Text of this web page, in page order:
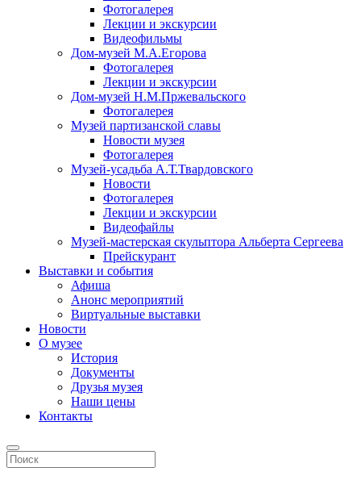
Фотогалерея
Лекции и экскурсии
Видеофильмы
Дом-музей М.А.Егорова
Фотогалерея
Лекции и экскурсии
Дом-музей Н.М.Пржевальского
Фотогалерея
Музей партизанской славы
Новости музея
Фотогалерея
Музей-усадьба А.Т.Твардовского
Новости
Фотогалерея
Лекции и экскурсии
Видеофайлы
Музей-мастерская скульптора Альберта Сергеева
Прейскурант
Выставки и события
Афиша
Анонс мероприятий
Виртуальные выставки
Новости
О музее
История
Документы
Друзья музея
Наши цены
Контакты